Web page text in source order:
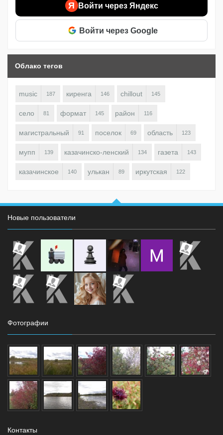
Я Войти через Яндекс
Войти через Google
Облако тегов
music 187 киренга 146 chillout 145
село 81 формат 145 район 116
магистральный 91 поселок 69 область 123
мупп 139 казачинско-ленский 134 газета 143
казачинское 140 улькан 89 иркутская 122
Новые пользователи
Фотографии
Контакты